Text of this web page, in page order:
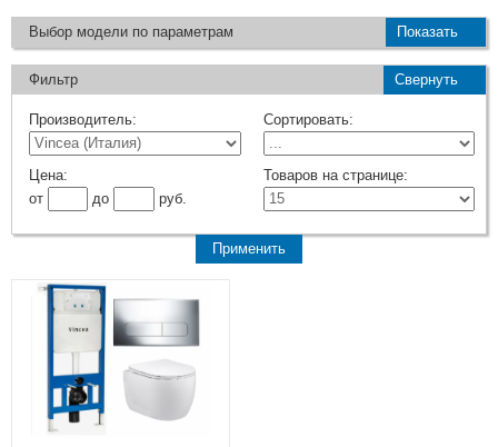
Выбор модели по параметрам Показать
Фильтр Свернуть
Производитель: Сортировать:
Цена:
от
до руб.
Товаров на странице: